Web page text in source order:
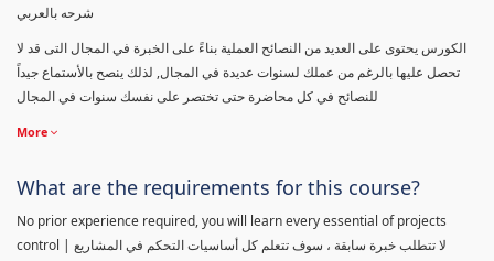
شرحه بالعربي
الكورس يحتوى على العديد من النصائح العملية بناءً على الخبرة في المجال التى قد لا
تحصل عليها بالرغم من عملك لسنوات عديدة في المجال, لذلك ينصح بالأستماع جيداً
للنصائح في كل محاضرة حتى تختصر على نفسك سنوات في المجال
More
What are the requirements for this course?
No prior experience required, you will learn every essential of projects
control | لا تتطلب خبرة سابقة ، سوف تتعلم كل أساسيات التحكم في المشاريع